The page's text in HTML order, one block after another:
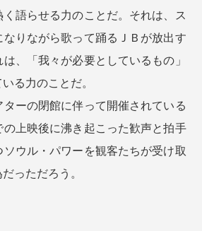
語らせる力のことだ。それは、ス
りながら歌って踊るＪＢが放出す
、「我々が必要としているもの」
る力のことだ。
ーの閉館に伴って開催されている
上映後に沸き起こった歓声と拍手
ウル・パワーを観客たちが受け取
っただろう。